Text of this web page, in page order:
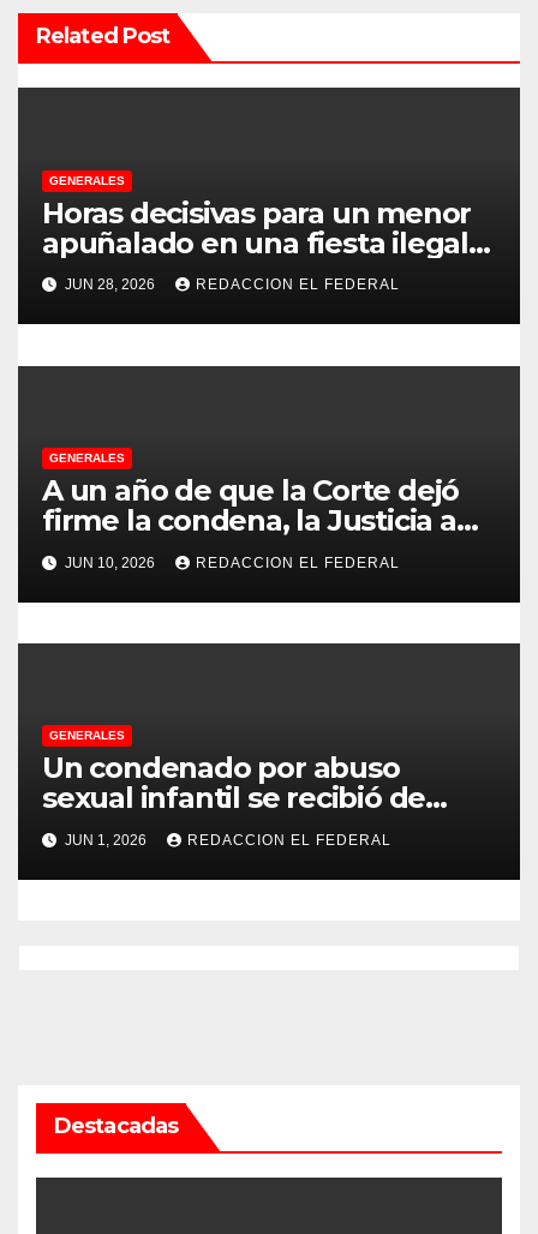
ó
n
e
e
n
t
r
d
a
s
Related Post
GENERALES
Horas decisivas para un menor
apuñalado en una fiesta ilegal
con más de 500 asistentes en
Chilecito
JUN 28, 2026 REDACCION EL FEDERAL
GENERALES
A un año de que la Corte dejó
firme la condena, la Justicia aún
no pudo decomisarle ni un peso
a CFK
JUN 10, 2026 REDACCION EL FEDERAL
GENERALES
Un condenado por abuso
sexual infantil se recibió de
psicopedagogo dentro del
Servicio Penitenciario de La
Rioja
JUN 1, 2026 REDACCION EL FEDERAL
Destacadas